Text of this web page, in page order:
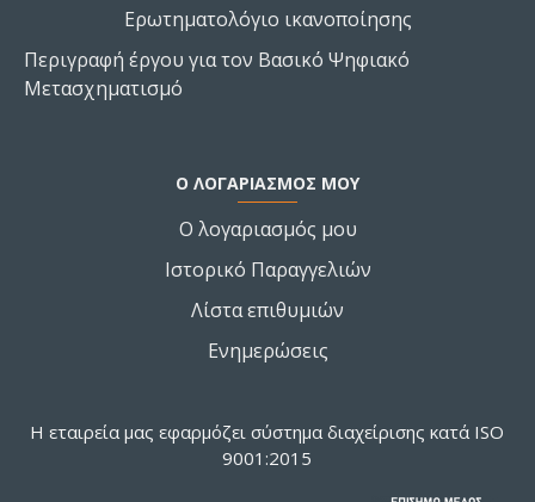
Ερωτηματολόγιο ικανοποίησης
Περιγραφή έργου για τον Βασικό Ψηφιακό
Μετασχηματισμό
Ο ΛΟΓΑΡΙΑΣΜΌΣ ΜΟΥ
Ο λογαριασμός μου
Ιστορικό Παραγγελιών
Λίστα επιθυμιών
Ενημερώσεις
Η εταιρεία μας εφαρμόζει σύστημα διαχείρισης κατά ISO
9001:2015